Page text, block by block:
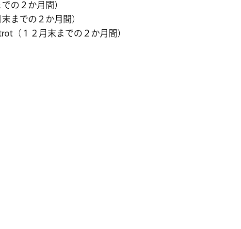
の２か月間）
までの２か月間）
（１２月末までの２か月間）